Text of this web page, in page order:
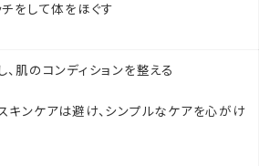
をして体をほぐす
肌のコンディションを整える
キンケアは避け、シンプルなケアを心がけ